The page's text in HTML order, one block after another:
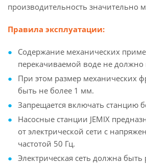
производительность значительно
Правила эксплуатации:
Содержание механических
перекачиваемой воде не
При этом размер механических
быть не более 1 мм.
Запрещается включать станцию
Насосные станции JEMIX
от электрической сети с
частотой 50 Гц.
Электрическая сеть должна быть